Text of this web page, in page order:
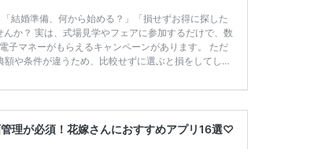
結婚準備、何から始める？」「損せずお得に探した
んか？ 実は、式場見学やフェアに参加するだけで、数
子マネーがもらえるキャンペーンがあります。 ただ
額や条件が違うため、比較せずに選ぶと損をしてしま
を公開！ 比較サイト：プラコレ、ゼクシィ、ハナユ
ェディング診断」か、体験型 […]続きを読む
管理が必須！花嫁さんにおすすめアプリ16選♡